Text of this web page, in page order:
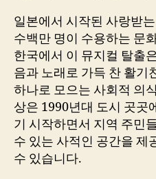
일본에서 시작된 사랑받
수백만 명이 수용하는 문
한국에서 이 뮤지컬 탈출
음과 노래로 가득 찬 활기
하나로 모으는 사회적 의
상은 1990년대 도시 곳곳
기 시작하면서 지역 주민
수 있는 사적인 공간을 제
수 있습니다.